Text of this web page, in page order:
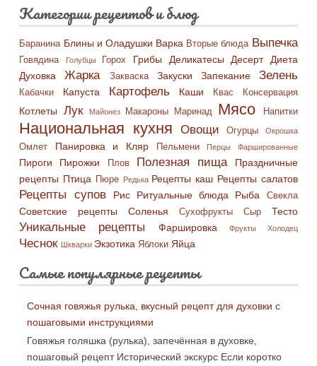
Категории рецептов и блюд
Баранина Блины и Оладушки Варка Вторые блюда Выпечка
Говядина Голубцы Горох Грибы Деликатесы Десерт
Диета
Духовка
Жарка Закваска Закуски Запекание Зелень
Кабачки Капуста Картофель Каши Квас Консервация
Котлеты Лук Майонез Макароны Маринад Мясо Напитки
Национальная кухня Овощи Огурцы Окрошка
Омлет Панировка и Кляр Пельмени Перцы Фаршированные
Пироги Пирожки Плов Полезная пища
Праздничные
рецепты Птица Пюре Редька Рецепты каш Рецепты салатов
Рецепты супов Рис Ритуальные блюда Рыба Свекла
Советские рецепты Соленья Сухофрукты Сыр Тесто
Уникальные рецепты Фаршировка Фрукты Холодец
Чеснок Шкварки Экзотика Яблоки Яйца
Самые популярные рецепты
Сочная говяжья рулька, вкусный рецепт для духовки с
пошаговыми инструкциями
Говяжья голяшка (рулька), запечённая в духовке,
пошаговый рецепт Исторический экскурс Если коротко